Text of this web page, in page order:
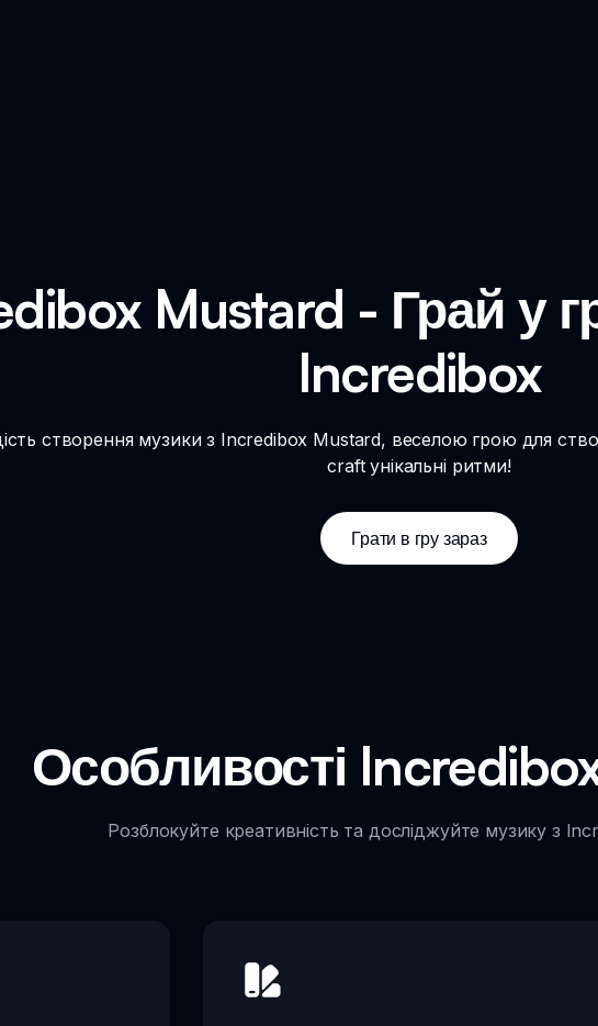
Mustard - Грай у
Incredibox
створення музики з Incredibox Mustard, веселою грою для
craft унікальні ритми!
Грати в гру зараз
Особливості
Розблокуйте креативність та досліджуйте музику з